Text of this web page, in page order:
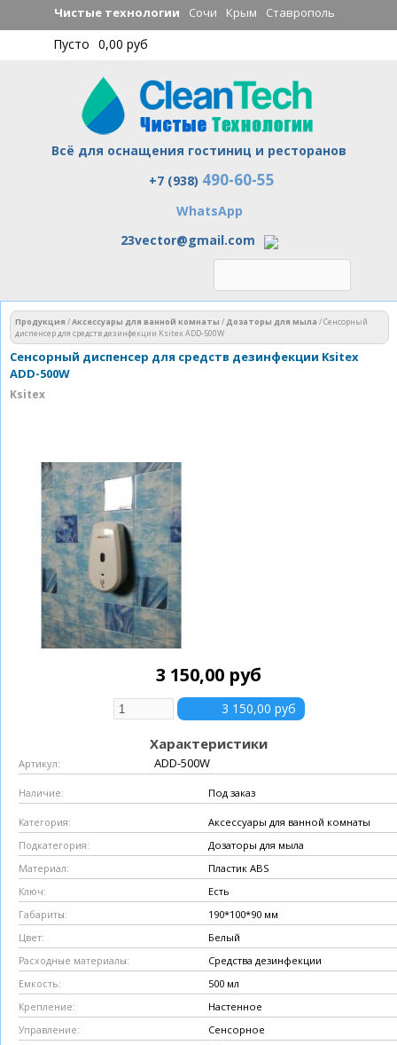
Перейти к
основному
содержанию
Чистые технологии Сочи Крым Ставрополь
Пусто 0,00 руб
Всё для оснащения гостиниц и ресторанов
Чистые технологии
+7 (938) 490-60-55
WhatsApp
23vector@gmail.com
Вы здесь
Продукция /Аксессуары для ванной комнаты /Дозаторы для мыла /Сенсорный
диспенсер для средств дезинфекции Ksitex ADD-500W
Сенсорный диспенсер для средств дезинфекции Ksitex
ADD-500W
Ksitex
3 150,00 руб
Характеристики
Артикул: ADD-500W
Наличие: Под заказ
Категория: Аксессуары для ванной комнаты
Подкатегория: Дозаторы для мыла
Материал: Пластик ABS
Ключ: Есть
Габариты: 190*100*90 мм
Цвет: Белый
Расходные материалы: Средства дезинфекции
Емкость: 500 мл
Крепление: Настенное
Управление: Сенсорное